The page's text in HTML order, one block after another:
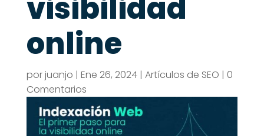
visibilidad
online
porjuanjo | Ene 26, 2024| Artículos de SEO | 0
Comentarios